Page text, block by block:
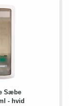
Sæbe
- hvid